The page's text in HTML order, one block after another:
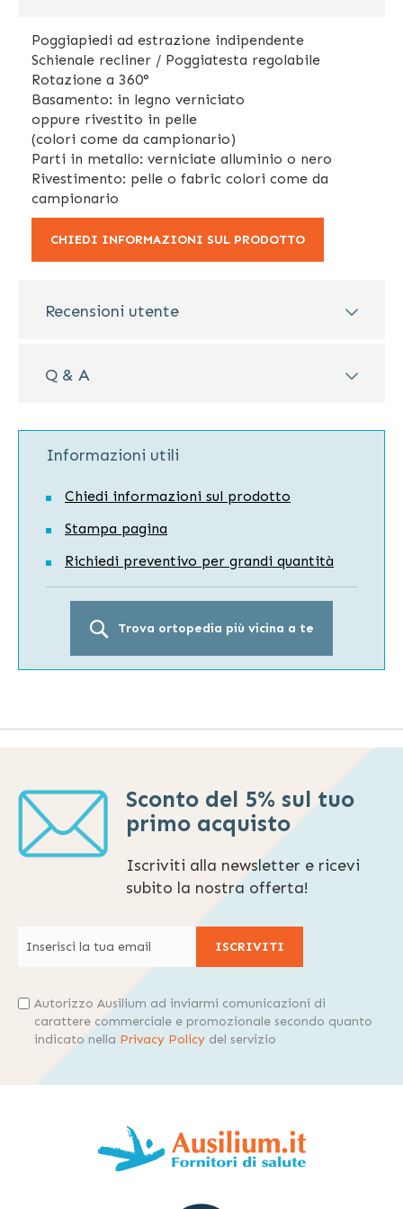
Poggiapiedi ad estrazione indipendente
Schienale recliner / Poggiatesta regolabile
Rotazione a 360°
Basamento: in legno verniciato
oppure rivestito in pelle
(colori come da campionario)
Parti in metallo: verniciate alluminio o nero
Rivestimento: pelle o fabric colori come da
campionario
CHIEDI INFORMAZIONI SUL PRODOTTO
Recensioni utente
Q & A
Informazioni utili
Chiedi informazioni sul prodotto
Stampa pagina
Richiedi preventivo per grandi quantità
Trova ortopedia più vicina a te
Sconto del 5% sul tuo
primo acquisto
Iscriviti alla newsletter e ricevi
subito la nostra offerta!
ISCRIVITI
Autorizzo Ausilium ad inviarmi comunicazioni di
carattere commerciale e promozionale secondo quanto
indicato nella Privacy Policy del servizio